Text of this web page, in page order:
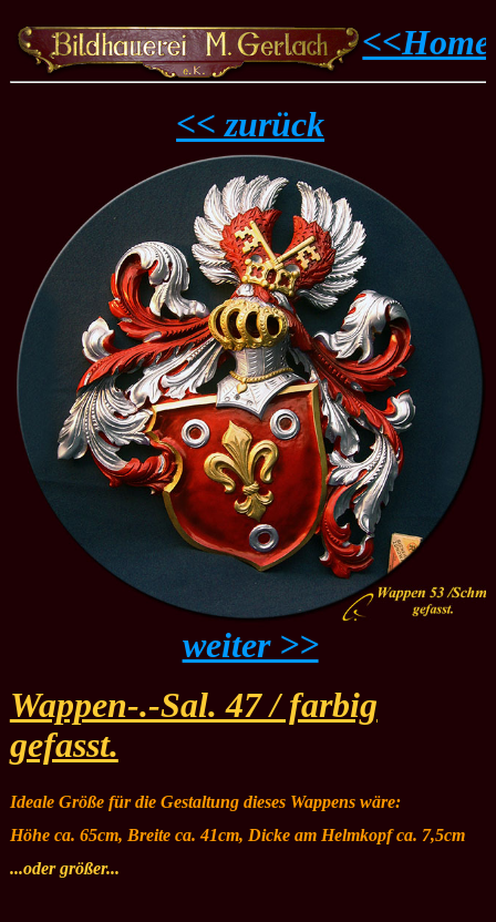
<<Home
<< zurück
weiter >>
Wappen-.-Sal. 47 / farbig
gefasst.
Ideale Größe für die Gestaltung dieses Wappens wäre:
Höhe ca. 65cm, Breite ca. 41cm, Dicke am Helmkopf ca. 7,5cm
...oder größer...